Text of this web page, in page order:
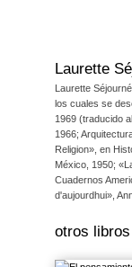
la autora y
Laurette
Laurette
los cuales se
1969 (traducido
1966;
Religion», en
México, 1950;
Cuadernos
d'aujourdhui»,
otros